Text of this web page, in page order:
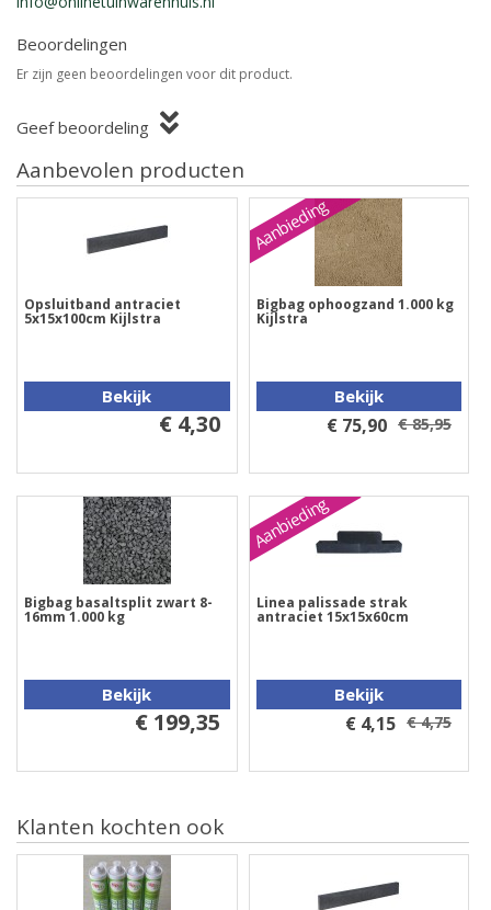
Beoordelingen
Er zijn geen beoordelingen voor dit product.
Geef beoordeling
Aanbevolen producten
Opsluitband antraciet
5x15x100cm Kijlstra
Bekijk
€ 4,30
Aanbieding
Bigbag ophoogzand 1.000 kg
Kijlstra
Bekijk
€ 75,90 € 85,95
Bigbag basaltsplit zwart 8-
16mm 1.000 kg
Bekijk
€ 199,35
Aanbieding
Linea palissade strak
antraciet 15x15x60cm
Bekijk
€ 4,15 € 4,75
Klanten kochten ook